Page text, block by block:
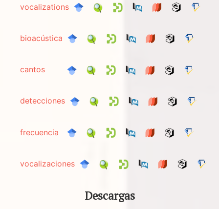
vocalizations
bioacústica
cantos
detecciones
frecuencia
vocalizaciones
Descargas